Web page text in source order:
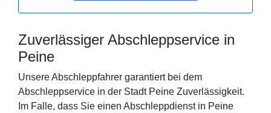
Zuverlässiger Abschleppservice in
Peine
Unsere Abschleppfahrer garantiert bei dem
Abschleppservice in der Stadt Peine Zuverlässigkeit.
Im Falle, dass Sie einen Abschleppdienst in Peine